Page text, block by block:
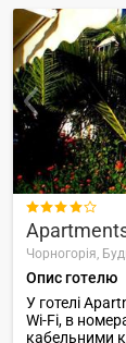

Чорногорія,
Опис готелю
У готелі
Wi-Fi, в
кабельними